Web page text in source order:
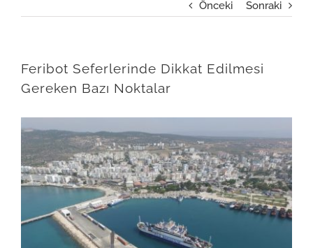
Önceki Sonraki
Feribot Seferlerinde Dikkat Edilmesi
Gereken Bazı Noktalar
View
Larger
Image